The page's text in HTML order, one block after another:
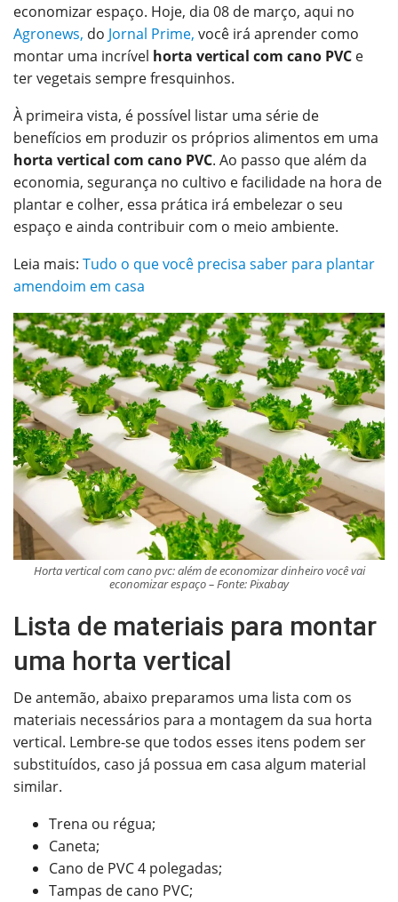
economizar espaço. Hoje, dia 08 de março, aqui no
Agronews, do Jornal Prime, você irá aprender como
montar uma incrível horta vertical com cano PVC e
ter vegetais sempre fresquinhos.
À primeira vista, é possível listar uma série de
benefícios em produzir os próprios alimentos em uma
horta vertical com cano PVC. Ao passo que além da
economia, segurança no cultivo e facilidade na hora de
plantar e colher, essa prática irá embelezar o seu
espaço e ainda contribuir com o meio ambiente.
Leia mais: Tudo o que você precisa saber para plantar
amendoim em casa
Horta vertical com cano pvc: além de economizar dinheiro você vai
economizar espaço – Fonte: Pixabay
Lista de materiais para montar
uma horta vertical
De antemão, abaixo preparamos uma lista com os
materiais necessários para a montagem da sua horta
vertical. Lembre-se que todos esses itens podem ser
substituídos, caso já possua em casa algum material
similar.
Trena ou régua;
Caneta;
Cano de PVC 4 polegadas;
Tampas de cano PVC;